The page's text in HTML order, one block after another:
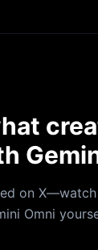
on
Omni